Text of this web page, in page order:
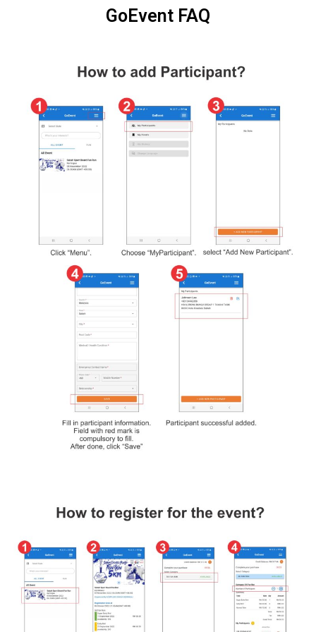
GoEvent FAQ